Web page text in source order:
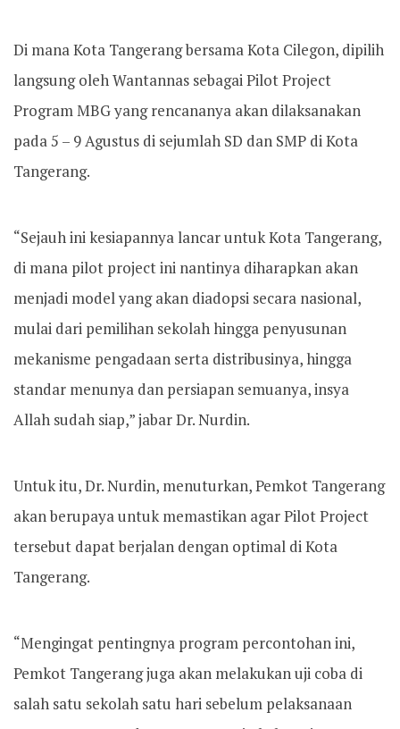
Di mana Kota Tangerang bersama Kota Cilegon, dipilih
langsung oleh Wantannas sebagai Pilot Project
Program MBG yang rencananya akan dilaksanakan
pada 5 – 9 Agustus di sejumlah SD dan SMP di Kota
Tangerang.
“Sejauh ini kesiapannya lancar untuk Kota Tangerang,
di mana pilot project ini nantinya diharapkan akan
menjadi model yang akan diadopsi secara nasional,
mulai dari pemilihan sekolah hingga penyusunan
mekanisme pengadaan serta distribusinya, hingga
standar menunya dan persiapan semuanya, insya
Allah sudah siap,” jabar Dr. Nurdin.
Untuk itu, Dr. Nurdin, menuturkan, Pemkot Tangerang
akan berupaya untuk memastikan agar Pilot Project
tersebut dapat berjalan dengan optimal di Kota
Tangerang.
“Mengingat pentingnya program percontohan ini,
Pemkot Tangerang juga akan melakukan uji coba di
salah satu sekolah satu hari sebelum pelaksanaan